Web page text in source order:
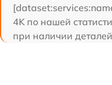
4K по нашей
при наличии